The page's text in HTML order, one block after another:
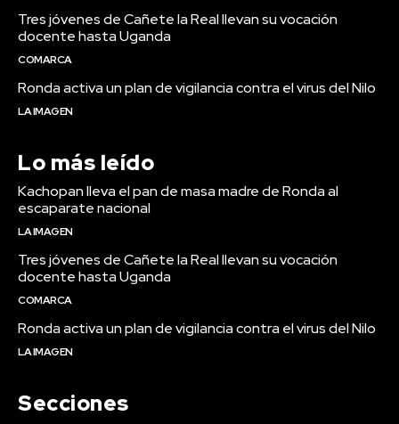
Tres jóvenes de Cañete la Real llevan su vocación
docente hasta Uganda
COMARCA
Ronda activa un plan de vigilancia contra el virus del Nilo
LA IMAGEN
Lo más leído
Kachopan lleva el pan de masa madre de Ronda al
escaparate nacional
LA IMAGEN
Tres jóvenes de Cañete la Real llevan su vocación
docente hasta Uganda
COMARCA
Ronda activa un plan de vigilancia contra el virus del Nilo
LA IMAGEN
Secciones